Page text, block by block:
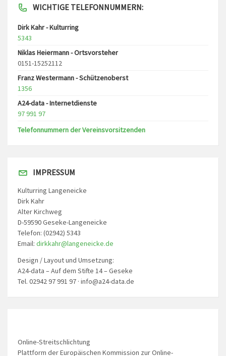
WICHTIGE TELEFONNUMMERN:
Dirk Kahr - Kulturring
5343
Niklas Heiermann - Ortsvorsteher
0151-15252112
Franz Westermann - Schützenoberst
1356
A24-data - Internetdienste
97 991 97
Telefonnummern der Vereinsvorsitzenden
IMPRESSUM
Kulturring Langeneicke
Dirk Kahr
Alter Kirchweg
D-59590 Geseke-Langeneicke
Telefon: (02942) 5343
Email: dirkkahr@langeneicke.de
Design / Layout und Umsetzung:
A24-data – Auf dem Stifte 14 – Geseke
Tel. 02942 97 991 97 · info@a24-data.de
Online-Streitschlichtung
Plattform der Europäischen Kommission zur Online-